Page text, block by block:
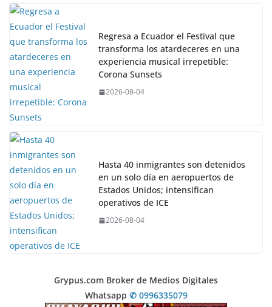
Regresa a Ecuador el Festival que
transforma los atardeceres en una
experiencia musical irrepetible:
Corona Sunsets
2026-08-04
Hasta 40 inmigrantes son detenidos
en un solo día en aeropuertos de
Estados Unidos; intensifican
operativos de ICE
2026-08-04
Grypus.com Broker de Medios Digitales
Whatsapp ✆ 0996335079